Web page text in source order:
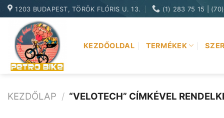
Skip
to
content
1203 BUDAPEST, TÖRÖK FLÓRIS U. 13. (1) 283 75 15 |
KEZDŐOLDAL TERMÉKEK
KEZDŐLAP / “VELOTECH” CÍMKÉVEL